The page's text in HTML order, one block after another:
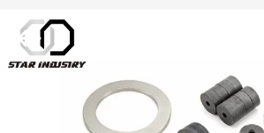
HOGAR
Proveedor.
Copyright
2021